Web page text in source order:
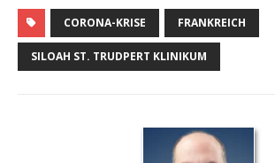
CORONA-KRISE FRANKREICH
SILOAH ST. TRUDPERT KLINIKUM